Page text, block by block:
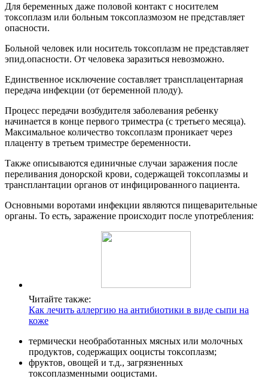
Для беременных даже половой контакт с носителем
токсоплазм или больным токсоплазмозом не представляет
опасности.
Больной человек или носитель токсоплазм не представляет
эпид.опасности. От человека заразиться невозможно.
Единственное исключение составляет трансплацентарная
передача инфекции (от беременной плоду).
Процесс передачи возбудителя заболевания ребенку
начинается в конце первого триместра (с третьего месяца).
Максимальное количество токсоплазм проникает через
плаценту в третьем триместре беременности.
Также описываются единичные случаи заражения после
переливания донорской крови, содержащей токсоплазмы и
трансплантации органов от инфицированного пациента.
Основными воротами инфекции являются пищеварительные
органы. То есть, заражение происходит после употребления:
Читайте также:
Как лечить аллергию на антибиотики в виде сыпи на
коже
термически необработанных мясных или молочных
продуктов, содержащих ооцисты токсоплазм;
фруктов, овощей и т.д., загрязненных
токсоплазменными ооцистами.